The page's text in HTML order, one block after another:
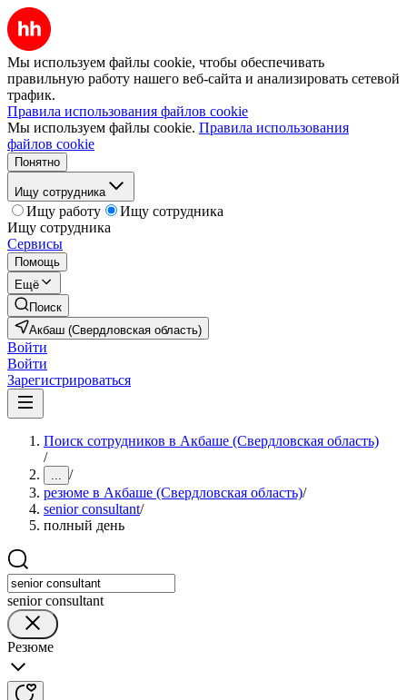
Мы используем файлы cookie, чтобы обеспечивать
правильную работу нашего веб-сайта и анализировать сетевой
трафик.
Правила использования файлов cookie
Мы используем файлы cookie. Правила использования
файлов cookie
Понятно
Ищу сотрудника
Ищу работу
Ищу сотрудника
Ищу сотрудника
Сервисы
Помощь
Ещё
Поиск
Акбаш (Свердловская область)
Войти
Войти
Зарегистрироваться
Поиск сотрудников в Акбаше (Свердловская область)
/
... /
резюме в Акбаше (Свердловская область)/
senior consultant/
полный день
senior consultant
Резюме